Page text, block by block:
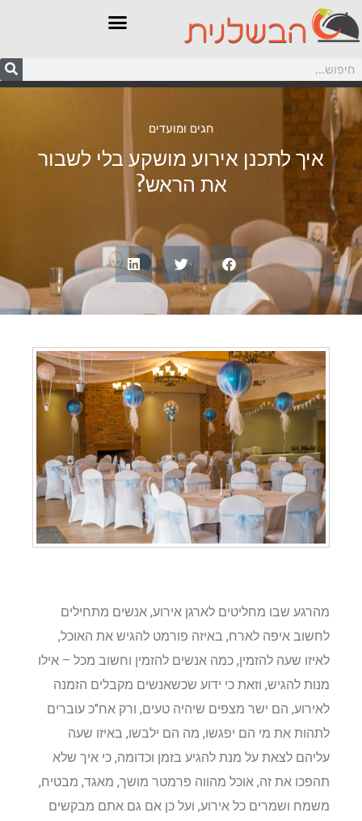
חגים ומועדים
איך לתכנן אירוע מושקע בלי לשבור
את הראש?
מהרגע שבו מחליטים לארגן אירוע, אנשים מתחילים
לחשוב איפה לארח, באיזה פורמט להגיש את האוכל,
לאיזו שעה להזמין, כמה אנשים להזמין וחשוב מכל – אילו
מנות להגיש, וזאת כי ידוע שכשאנשים מקבלים הזמנה
לאירוע, הם ישר מצפים שיהיה טעים, ורק אח"כ עוברים
לתהות את מי הם יפגשו, מה הם ילבשו, באיזו שעה
עליהם לצאת על מנת להגיע בזמן וכדומה, כי איך שלא
תהפכו את זה, אוכל מהווה פרמטר מושך, מאגד, מבטיח,
משמח ושמרים כל אירוע, ועל כן אם גם אתם מבקשים